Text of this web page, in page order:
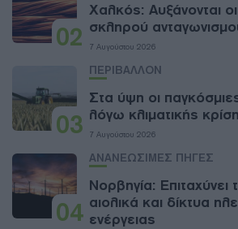
02
Χαλκός: Αυξάνονται
σκληρού
7 Αυγούστου 2026
03
ΠΕΡΙΒΑΛΛΟΝ
Στα ύψη οι
λόγω κλιματικής
7 Αυγούστου 2026
04
ΑΝΑΝΕΩΣΙΜΕΣ ΠΗΓΕΣ
Νορβηγία: Επιταχύνει
αιολικά και δίκτυα
ενέργειας